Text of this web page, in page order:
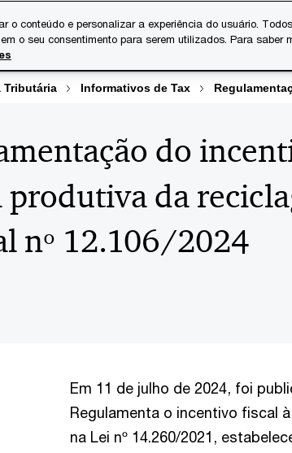
Serviços
Tributária Informativos de Tax
do
produtiva da
nº 12.106/2024
Em 11 de julho de 2024, foi
Regulamenta o incentivo fiscal
na Lei nº 14.260/2021,
o conteúdo e personalizar a experiência do usuário.
o seu consentimento para serem utilizados. Para saber